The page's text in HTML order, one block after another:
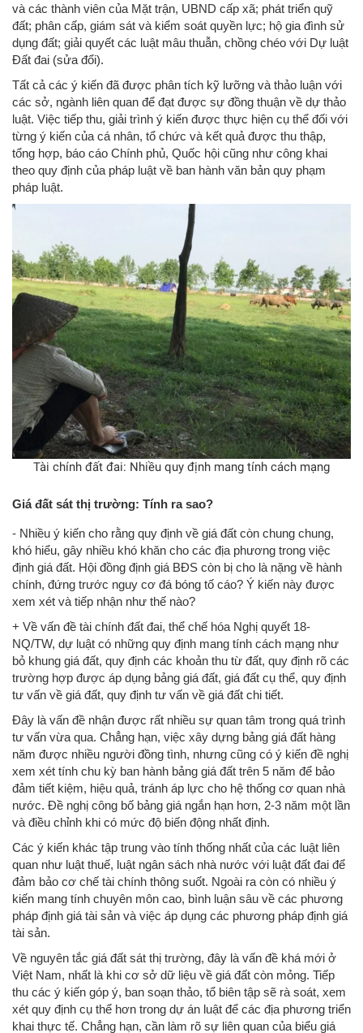
và các thành viên của Mặt trận, UBND cấp xã; phát triển quỹ
đất; phân cấp, giám sát và kiểm soát quyền lực; hộ gia đình sử
dụng đất; giải quyết các luật mâu thuẫn, chồng chéo với Dự luật
Đất đai (sửa đổi).
Tất cả các ý kiến ​​đã được phân tích kỹ lưỡng và thảo luận với
các sở, ngành liên quan để đạt được sự đồng thuận về dự thảo
luật. Việc tiếp thu, giải trình ý kiến ​​được thực hiện cụ thể đối với
từng ý kiến ​​của cá nhân, tổ chức và kết quả được thu thập,
tổng hợp, báo cáo Chính phủ, Quốc hội cũng như công khai
theo quy định của pháp luật về ban hành văn bản quy phạm
pháp luật.
Tài chính đất đai: Nhiều quy định mang tính cách mạng
Giá đất sát thị trường: Tính ra sao?
- Nhiều ý kiến ​​cho rằng quy định về giá đất còn chung chung,
khó hiểu, gây nhiều khó khăn cho các địa phương trong việc
định giá đất. Hội đồng định giá BĐS còn bị cho là nặng về hành
chính, đứng trước nguy cơ đá bóng tố cáo? Ý kiến ​​này được
xem xét và tiếp nhận như thế nào?
+ Về vấn đề tài chính đất đai, thể chế hóa Nghị quyết 18-
NQ/TW, dự luật có những quy định mang tính cách mạng như
bỏ khung giá đất, quy định các khoản thu từ đất, quy định rõ các
trường hợp được áp dụng bảng giá đất, giá đất cụ thể, quy định
tư vấn về giá đất, quy định tư vấn về giá đất chi tiết.
Đây là vấn đề nhận được rất nhiều sự quan tâm trong quá trình
tư vấn vừa qua. Chẳng hạn, việc xây dựng bảng giá đất hàng
năm được nhiều người đồng tình, nhưng cũng có ý kiến ​​đề nghị
xem xét tính chu kỳ ban hành bảng giá đất trên 5 năm để bảo
đảm tiết kiệm, hiệu quả, tránh áp lực cho hệ thống cơ quan nhà
nước. Đề nghị công bố bảng giá ngắn hạn hơn, 2-3 năm một lần
và điều chỉnh khi có mức độ biến động nhất định.
Các ý kiến ​​khác tập trung vào tính thống nhất của các luật liên
quan như luật thuế, luật ngân sách nhà nước với luật đất đai để
đảm bảo cơ chế tài chính thông suốt. Ngoài ra còn có nhiều ý
kiến ​​mang tính chuyên môn cao, bình luận sâu về các phương
pháp định giá tài sản và việc áp dụng các phương pháp định giá
tài sản.
Về nguyên tắc giá đất sát thị trường, đây là vấn đề khá mới ở
Việt Nam, nhất là khi cơ sở dữ liệu về giá đất còn mỏng. Tiếp
thu các ý kiến ​​góp ý, ban soạn thảo, tổ biên tập sẽ rà soát, xem
xét quy định cụ thể hơn trong dự án luật để các địa phương triển
khai thực tế. Chẳng hạn, cần làm rõ sự liên quan của biểu giá